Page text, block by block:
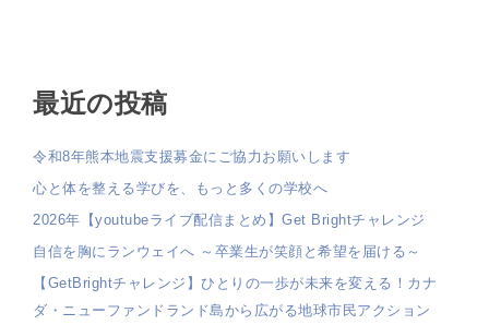
最近の投稿
令和8年熊本地震支援募金にご協力お願いします
心と体を整える学びを、もっと多くの学校へ
2026年【youtubeライブ配信まとめ】Get Brightチャレンジ
自信を胸にランウェイへ ～卒業生が笑顔と希望を届ける～
【GetBrightチャレンジ】ひとりの一歩が未来を変える！カナ
ダ・ニューファンドランド島から広がる地球市民アクション